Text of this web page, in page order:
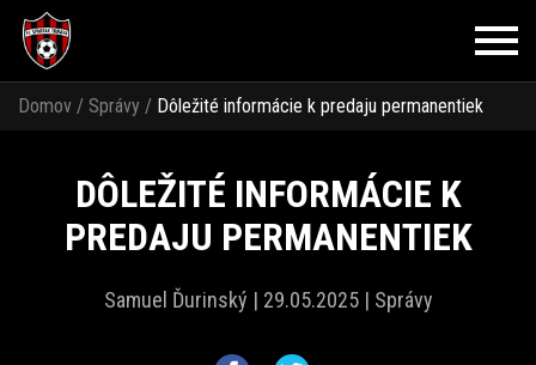
Domov / Správy / Dôležité informácie k predaju permanentiek
DÔLEŽITÉ INFORMÁCIE K
PREDAJU PERMANENTIEK
Samuel Ďurinský | 29.05.2025 | Správy